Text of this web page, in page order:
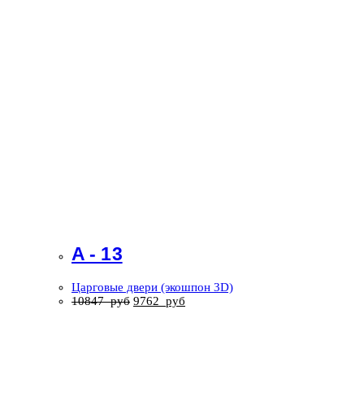
A - 13
Царговые двери (экошпон 3D)
10847руб 9762 руб